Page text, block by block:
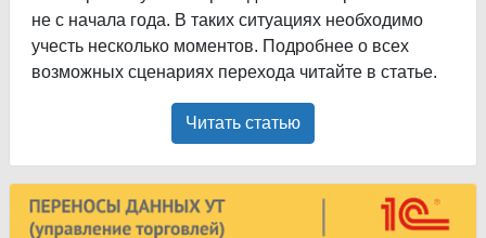
не с начала года. В таких ситуациях необходимо
учесть несколько моментов. Подробнее о всех
возможных сценариях перехода читайте в статье.
Читать статью